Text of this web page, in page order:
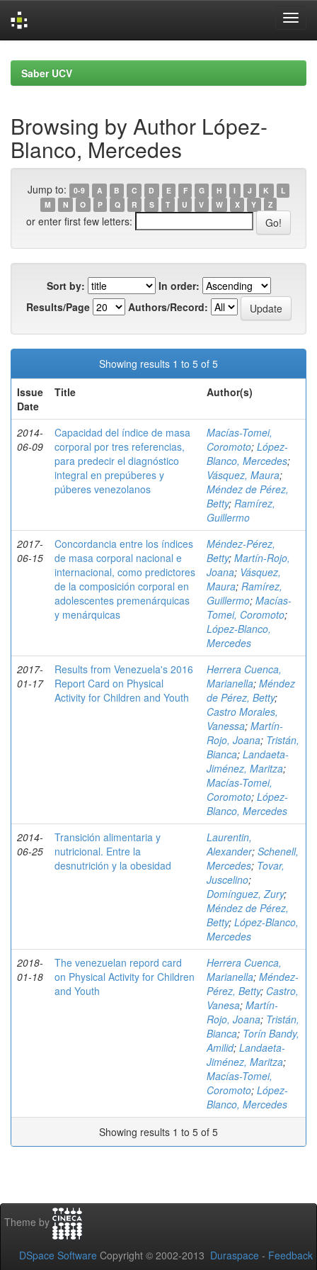
navigationSaber UCV
Browsing by Author López-
Blanco, Mercedes
Jump to: 0-9 A B C D E F G H I J K
L
M
N O P Q R S T U V W X Y Z
or enter first few letters:
Sort by:
In order:
Results/Page
Authors/Record:
Showing results 1 to 5 of 5
Issue
Date
Title Author(s)
2014-
06-09
Capacidad del índice de masa
corporal por tres referencias,
para predecir el diagnóstico
integral en prepúberes y
púberes venezolanos
Macías-Tomei,
Coromoto; López-
Blanco, Mercedes;
Vásquez, Maura;
Méndez de Pérez,
Betty; Ramírez,
Guillermo
2017-
06-15
Concordancia entre los índices
de masa corporal nacional e
internacional, como predictores
de la composición corporal en
adolescentes premenárquicas
y menárquicas
Méndez-Pérez,
Betty; Martín-Rojo,
Joana; Vásquez,
Maura; Ramírez,
Guillermo; Macías-
Tomei, Coromoto;
López-Blanco,
Mercedes
2017-
01-17
Results from Venezuela's 2016
Report Card on Physical
Activity for Children and Youth
Herrera Cuenca,
Marianella; Méndez
de Pérez, Betty;
Castro Morales,
Vanessa; Martín-
Rojo, Joana; Tristán,
Bianca; Landaeta-
Jiménez, Maritza;
Macías-Tomei,
Coromoto; López-
Blanco, Mercedes
2014-
06-25
Transición alimentaria y
nutricional. Entre la
desnutrición y la obesidad
Laurentin,
Alexander; Schenell,
Mercedes; Tovar,
Juscelino;
Domínguez, Zury;
Méndez de Pérez,
Betty; López-Blanco,
Mercedes
2018-
01-18
The venezuelan repord card
on Physical Activity for Children
and Youth
Herrera Cuenca,
Marianella; Méndez-
Pérez, Betty; Castro,
Vanesa; Martín-
Rojo, Joana; Tristán,
Bianca; Torín Bandy,
Amilid; Landaeta-
Jiménez, Maritza;
Macías-Tomei,
Coromoto; López-
Blanco, Mercedes
Showing results 1 to 5 of 5
Theme by
DSpace Software Copyright © 2002-2013 Duraspace - Feedback